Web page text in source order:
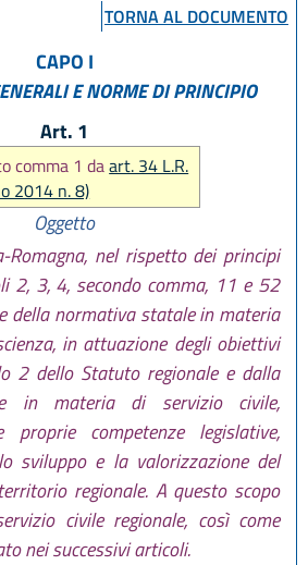
dicembre 2025, n. 11TORNA AL DOCUMENTO
CAPO I
E NORME DI PRINCIPIO
Art. 1
comma 1 daart. 34 L.R.
2014 n. 8)
Oggetto
Romagna, nel rispetto dei principi
2, 3, 4, secondo comma, 11 e 52
della normativa statale in materia
in attuazione degli obiettivi
2 dello Statuto regionale e dalla
in materia di servizio civile,
proprie competenze legislative,
sviluppo e la valorizzazione del
regionale. A questo scopo
civile regionale, così come
nei successivi articoli.